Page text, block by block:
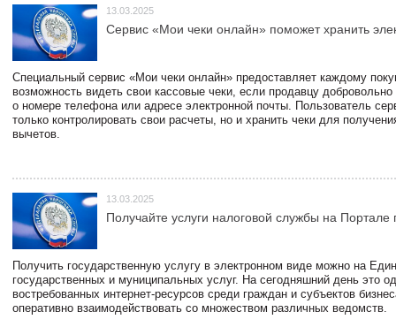
13.03.2025
Сервис «Мои чеки онлайн» поможет хранить
Специальный сервис «Мои чеки онлайн» предоставляет каждому
возможность видеть свои кассовые чеки, если продавцу
о номере телефона или адресе электронной почты. Пользователь
только контролировать свои расчеты, но и хранить чеки для
вычетов.
13.03.2025
Получайте услуги налоговой службы на Портале
Получить государственную услугу в электронном виде можно на
государственных и муниципальных услуг. На сегодняшний день это
востребованных интернет-ресурсов среди граждан и субъектов
оперативно взаимодействовать со множеством различных ведомств.